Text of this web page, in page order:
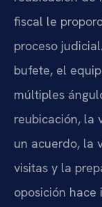
fiscal le
proceso
bufete, el
múltiples
reubicación, la
un acuerdo, la
visitas y la
oposición